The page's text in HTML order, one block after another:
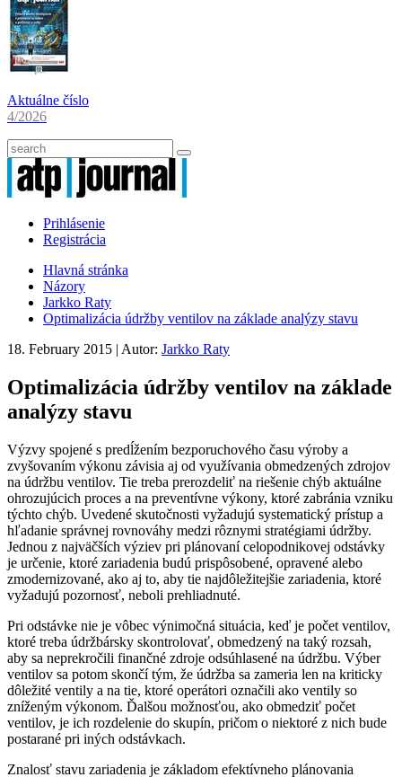
Aktuálne číslo
4/2026
Prihlásenie
Registrácia
Hlavná stránka
Názory
Jarkko Raty
Optimalizácia údržby ventilov na základe analýzy stavu
18. February 2015 | Autor: Jarkko Raty
Optimalizácia údržby ventilov na základe
analýzy stavu
Výzvy spojené s predĺžením bezporuchového času výroby a
zvyšovaním výkonu závisia aj od využívania obmedzených zdrojov
na údržbu ventilov. Tie treba prerozdeliť na riešenie chýb aktuálne
ohrozujúcich proces a na preventívne výkony, ktoré zabránia vzniku
týchto chýb. Uvedené skutočnosti vyžadujú systematický prístup a
hľadanie správnej rovnováhy medzi rôznymi stratégiami údržby.
Jednou z najväčších výziev pri plánovaní celopodnikovej odstávky
je určenie, ktoré zariadenia budú prispôsobené, opravené alebo
zmodernizované, ako aj to, aby tie najdôležitejšie zariadenia, ktoré
vyžadujú pozornosť, neboli prehliadnuté.
Pri odstávke nie je vôbec výnimočná situácia, keď je počet ventilov,
ktoré treba údržbársky skontrolovať, obmedzený na taký rozsah,
aby sa neprekročili finančné zdroje odsúhlasené na údržbu. Výber
ventilov sa potom skončí tým, že údržba sa zameria len na kriticky
dôležité ventily a na tie, ktoré operátori označili ako ventily so
zníženým výkonom. Ďalšou možnosťou, ako obmedziť počet
ventilov, je ich rozdelenie do skupín, pričom o niektoré z nich bude
postarané pri iných odstávkach.
Znalosť stavu zariadenia je základom efektívneho plánovania